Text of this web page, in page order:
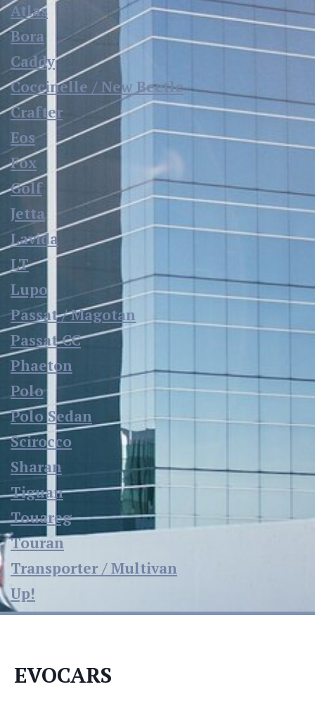
Atlas
Bora
Caddy
Coccinelle / New Beetle
Crafter
Eos
Fox
Golf
Jetta
Lavida
LT
Lupo
Passat / Magotan
Passat CC
Phaeton
Polo
Polo Sedan
Scirocco
Sharan
Tiguan
Touareg
Touran
Transporter / Multivan
Up!
EVOCARS